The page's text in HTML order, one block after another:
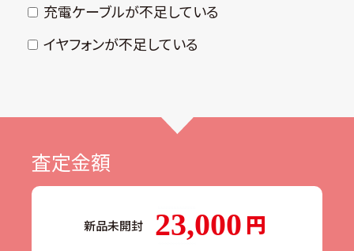
充電ケーブルが不⾜している
イヤフォンが不⾜している
査定金額
新品未開封 23,000